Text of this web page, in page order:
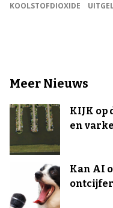
KOOLSTOFDIOXIDE
Meer Nieuws
KIJK op
en
Kan AI